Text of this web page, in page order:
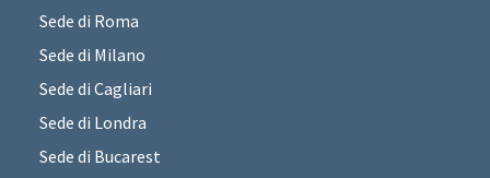
Sede di Roma
Sede di Milano
Sede di Cagliari
Sede di Londra
Sede di Bucarest